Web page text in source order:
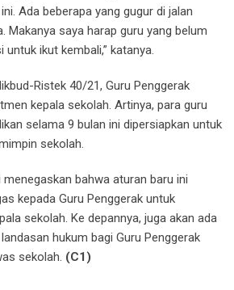
Ada beberapa yang gugur di jalan
Makanya saya harap guru yang belum
ikut kembali,” katanya.
Ristek 40/21, Guru Penggerak
kepala sekolah. Artinya, para guru
selama 9 bulan ini dipersiapkan untuk
sekolah.
bahwa aturan baru ini
kepada Guru Penggerak untuk
sekolah. Ke depannya, juga akan ada
hukum bagi Guru Penggerak
sekolah. (C1)